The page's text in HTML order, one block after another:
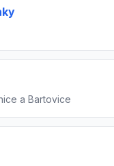
a Bartovice